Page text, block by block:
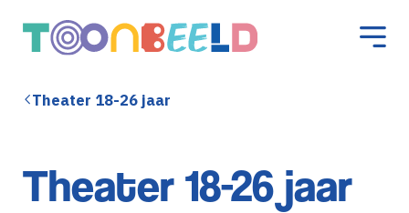
Theater 18-26 jaar
Theater 18-26 jaar